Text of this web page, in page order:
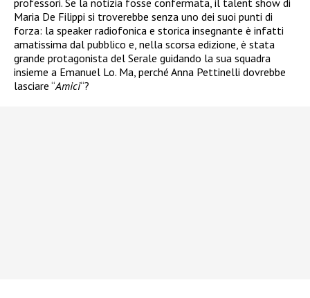
professori. Se la notizia fosse confermata, il talent show di
Maria De Filippi si troverebbe senza uno dei suoi punti di
forza: la speaker radiofonica e storica insegnante è infatti
amatissima dal pubblico e, nella scorsa edizione, è stata
grande protagonista del Serale guidando la sua squadra
insieme a Emanuel Lo. Ma, perché Anna Pettinelli dovrebbe
lasciare “Amici“?